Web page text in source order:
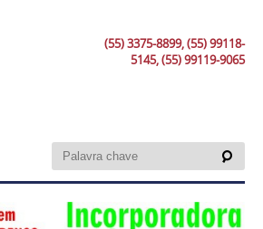
(55) 3375-8899, (55) 99118-
5145, (55) 99119-9065